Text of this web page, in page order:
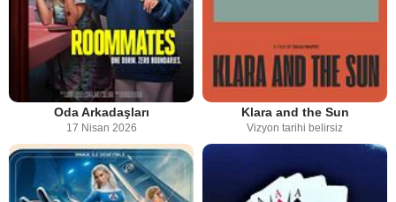
Oda Arkadaşları
17 Nisan 2026
Klara and the Sun
Vizyon tarihi belirsiz